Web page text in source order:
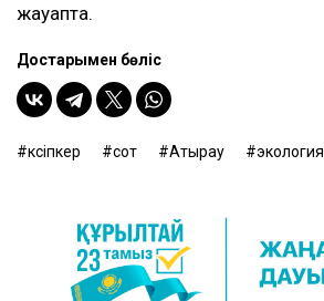
жауапта.
Достарыңмен бөліс
кәсіпкер сот Атырау экология